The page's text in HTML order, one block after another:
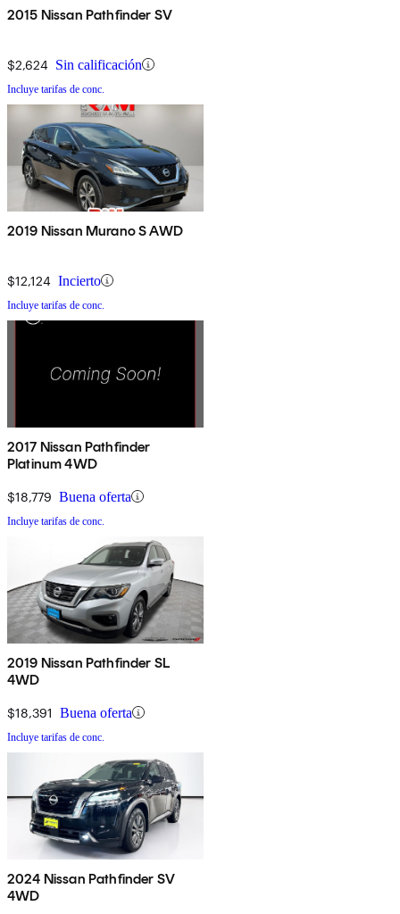
2015 Nissan Pathfinder SV
$2,624 Sin calificación
Incluye tarifas de conc.
2019 Nissan Murano S AWD
$12,124 Incierto
Incluye tarifas de conc.
2017 Nissan Pathfinder
Platinum 4WD
$18,779 Buena oferta
Incluye tarifas de conc.
2019 Nissan Pathfinder SL
4WD
$18,391 Buena oferta
Incluye tarifas de conc.
2024 Nissan Pathfinder SV
4WD